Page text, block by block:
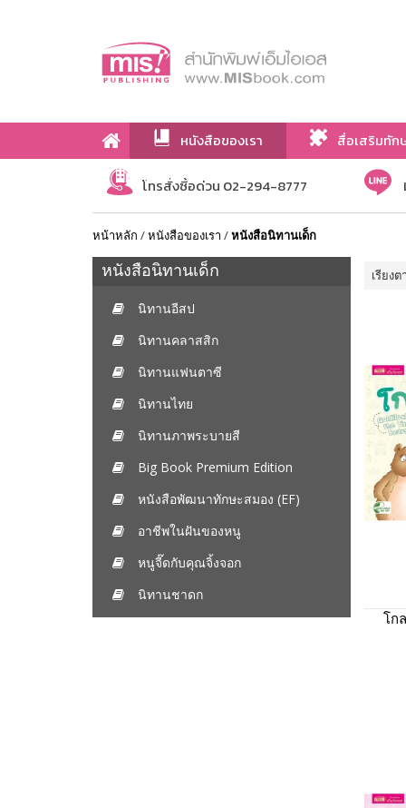
หนังสือของเรา
สื่อเสริมทัก
เกี่ยวกับเรา
โทรสั่งซื้อด่วน 02-294-8777
หน้าหลัก /หนังสือของเรา /หนังสือนิทานเด็ก
หนังสือนิทานเด็ก
นิทานอีสป
นิทานคลาสสิก
นิทานแฟนตาซี
นิทานไทย
นิทานภาพระบายสี
Big Book Premium Edition
หนังสือพัฒนาทักษะสมอง (EF)
อาชีพในฝันของหนู
หนูจี๊ดกับคุณจิ้งจอก
นิทานชาดก
เรียง
โก